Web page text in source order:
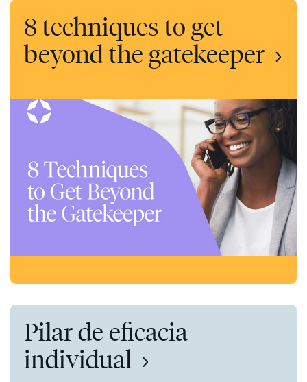
8 techniques to get
beyond the gatekeeper
Pilar de eficacia
individual